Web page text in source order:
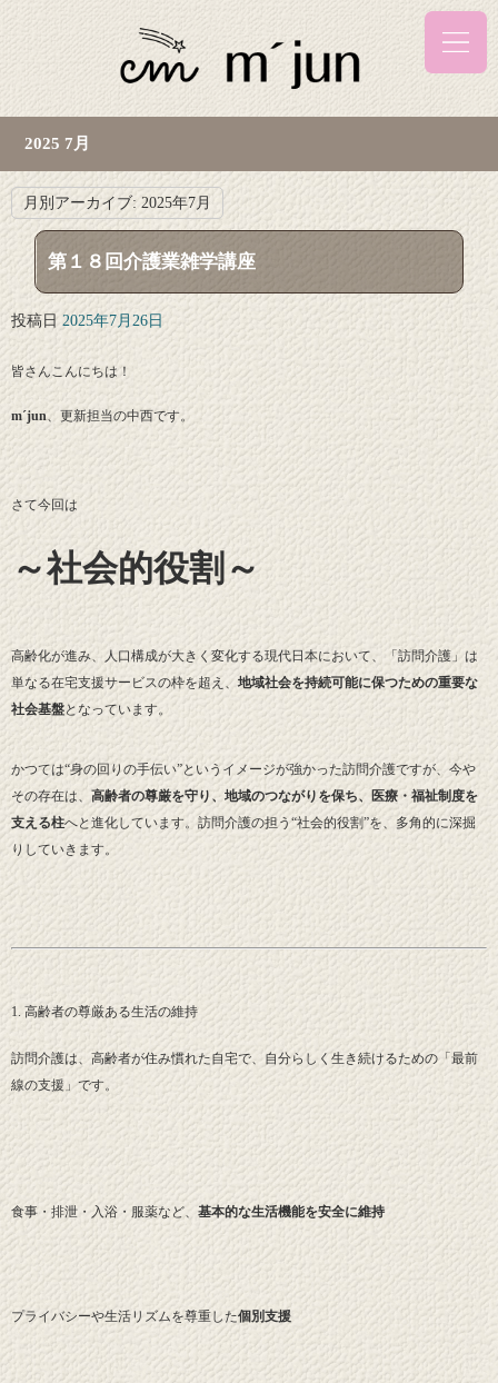
2025 7月
月別アーカイブ: 2025年7月
第１８回介護業雑学講座
投稿日 2025年7月26日
皆さんこんにちは！
m´jun 、更新担当の中西です。
さて今回は
～社会的役割～
高齢化が進み、人口構成が大きく変化する現代日本において、「訪問介護」は
単なる在宅支援サービスの枠を超え、地域社会を持続可能に保つための重要な
社会基盤となっています。
かつては“身の回りの手伝い”というイメージが強かった訪問介護ですが、今や
その存在は、 高齢者の尊厳を守り、地域のつながりを保ち、医療・福祉制度を
支える柱へと進化しています。訪問介護の担う“社会的役割”を、多角的に深掘
りしていきます。
1. 高齢者の尊厳ある生活の維持
訪問介護は、高齢者が住み慣れた自宅で、自分らしく生き続けるための「最前
線の支援」です。
食事・排泄・入浴・服薬など、 基本的な生活機能を安全に維持
プライバシーや生活リズムを尊重した個別支援